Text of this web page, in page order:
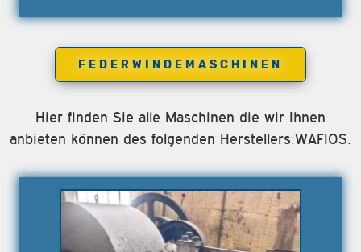
FEDERWINDEMASCHINEN
Hier finden Sie alle Maschinen die wir Ihnen
anbieten können des folgenden Herstellers:WAFIOS.